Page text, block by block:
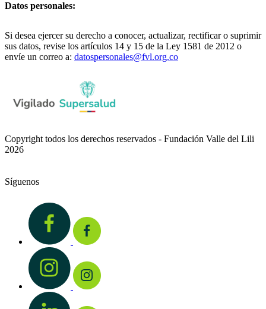
Datos personales:
Si desea ejercer su derecho a conocer, actualizar, rectificar o suprimir
sus datos, revise los artículos 14 y 15 de la Ley 1581 de 2012 o
envíe un correo a: datospersonales@fvl.org.co
Copyright todos los derechos reservados - Fundación Valle del Lili
2026
Síguenos